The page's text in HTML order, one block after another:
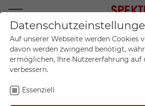
Mein Konto
Auf unserer Webseite werden Cookies
davon werden zwingend benötigt,
ermöglichen, Ihre Nutzererfahrung auf
verbessern.
Essenziell